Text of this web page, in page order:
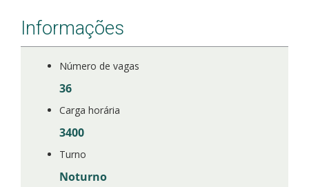
Informações
Número de vagas
36
Carga horária
3400
Turno
Noturno